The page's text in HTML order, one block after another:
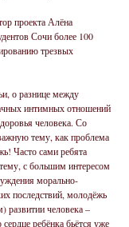
проекта Алёна
Сочи более 100
трезвых
о разнице между
интимных отношений
человека. Со
тему, как проблема
Часто сами ребята
с большим интересом
морально-
последствий, молодёжь
развитии человека –
ребёнка бьётся уже